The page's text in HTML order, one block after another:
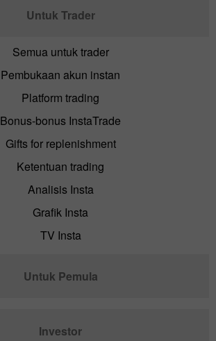
Untuk Trader
Semua untuk trader
Pembukaan akun instan
Platform trading
Bonus-bonus InstaTrade
Gifts for replenishment
Ketentuan trading
Analisis Insta
Grafik Insta
TV Insta
Untuk Pemula
Investor